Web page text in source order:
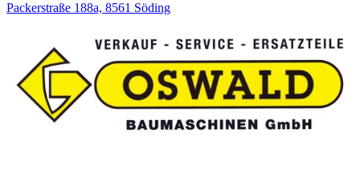
Packerstraße 188a, 8561 Söding